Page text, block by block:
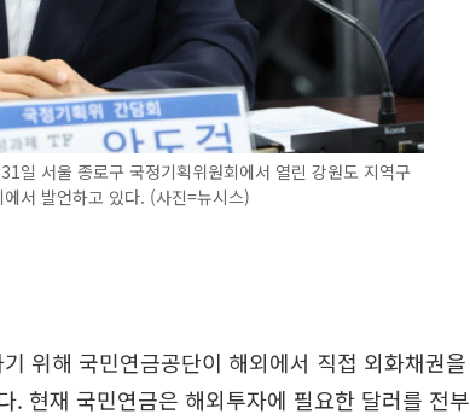
일 서울 종로구 국정기획위원회에서 열린 강원도 지역구
서 발언하고 있다. (사진=뉴시스)
위해 국민연금공단이 해외에서 직접 외화채권을
. 현재 국민연금은 해외투자에 필요한 달러를 전부